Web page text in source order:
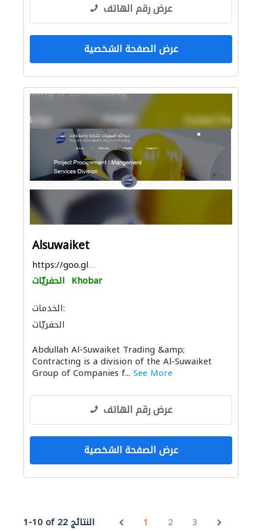
عرض رقم الهاتف
عرض الصفحة الشخصية
Alsuwaiket
https://goo.gl/maps/SFmtrhcFq2ksqGsh8
الحفريّات Khobar
الخدمات:
الحفريّات
Abdullah Al-Suwaiket Trading &amp;
Contracting is a division of the Al-Suwaiket
Group of Companies f... See More
عرض رقم الهاتف
عرض الصفحة الشخصية
1-10 of 22 النتائج 1 2 3